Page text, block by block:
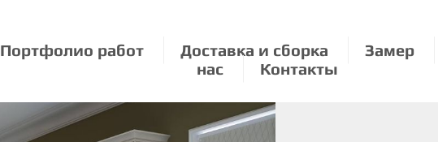
Портфолио работ Доставка и сборка Замер
нас
Контакты